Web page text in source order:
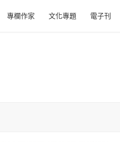
專欄作家 文化專題 電子刊